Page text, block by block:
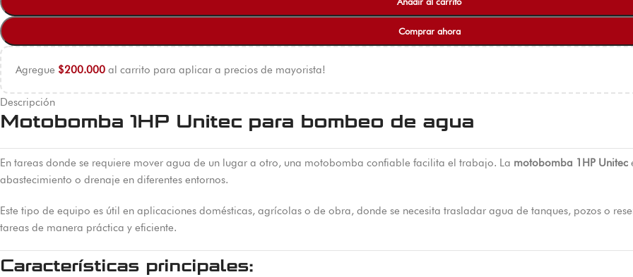
Comprar ahora
Agregue $200.000 al carrito para aplicar a precios de mayorista!
Descripción
Motobomba 1HP Unitec para bombeo de agua
En tareas donde se requiere mover agua de un lugar a otro, una motobomba confiable facilita el trabajo. La motobomba 1HP Unitec
abastecimiento o drenaje en diferentes entornos.
Este tipo de equipo es útil en aplicaciones domésticas, agrícolas o de obra, donde se necesita trasladar agua de tanques, pozos o
tareas de manera práctica y eficiente.
Características principales: